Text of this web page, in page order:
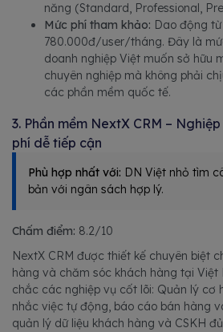
năng (Standard, Professional,
Mức phí tham khảo: Dao động
780.000đ/user/tháng. Đây là
doanh nghiệp Việt muốn sở hữu
chuyên nghiệp mà không phải
các phần mềm quốc tế.
3. Phần mềm NextX CRM –
phí dễ tiếp cận
Phù hợp nhất với: DN Việt nhỏ tìm
bản với ngân sách hợp lý.
Chấm điểm: 8.2/10
NextX CRM được thiết kế chuyên biệt
hàng và chăm sóc khách hàng tại Việt
chắc các nghiệp vụ cốt lõi: Quản lý cơ
nhắc việc tự động, báo cáo bán hàng
quản lý dữ liệu khách hàng và CSKH